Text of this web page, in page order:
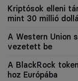
Kriptósok elleni
mint 30 millió
A Western Union
vezetett be
A BlackRock
hoz Európába